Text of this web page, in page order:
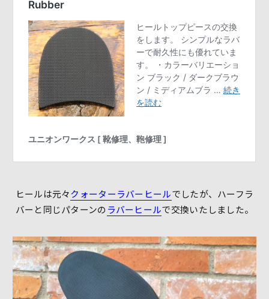
ヒールは元々クォーターラバーヒールでしたが、ハーフラ
バーと同じパターンの ラバーヒールで交換いたしました。